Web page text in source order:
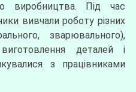
виробництва. Під час
вивчали роботу різних
зварювального),
деталей і
з працівниками